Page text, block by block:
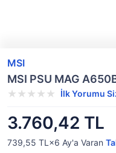
MSI
MSI PSU MAG
İlk Yorumu
3.760,42 TL
739,55 TL×6 Ay'a Varan